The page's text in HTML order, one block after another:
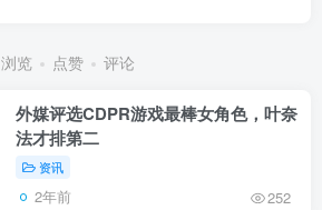
浏览 点赞 评论
外媒评选CDPR游戏最棒女角色，叶奈
法才排第二
资讯
2年前 252